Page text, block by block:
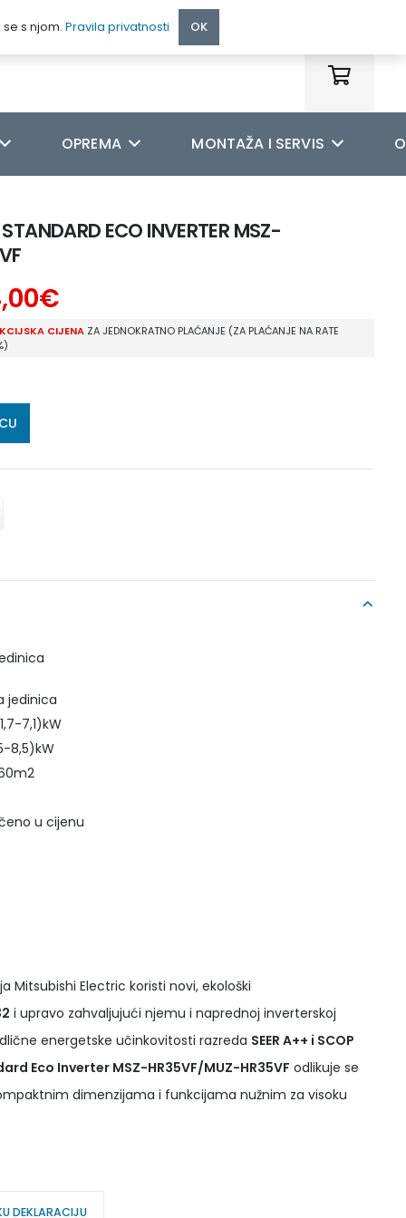
OPREMA MONTAŽA I SERVIS
ECO INVERTER MSZ-
€
CIJENA ZA JEDNOKRATNO PLAĆANJE (ZA PLAĆANJE NA RATE
jedinica
7,1)kW
8,5)kW
u cijenu
Mitsubishi Electric koristi novi, ekološki
i upravo zahvaljujući njemu i naprednoj inverterskoj
energetske učinkovitosti razreda SEER A++ i SCOP
Eco Inverter MSZ-HR35VF/MUZ-HR35VF odlikuje se
dimenzijama i funkcijama nužnim za visoku
DEKLARACIJU
s njom. Pravila privatnosti OK